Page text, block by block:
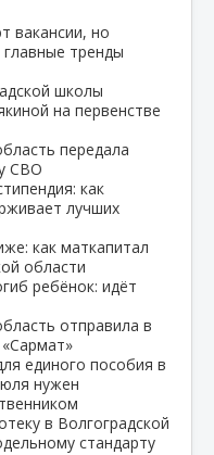
вакансии, но
тренды
школы
на первенстве
передала
СВО
как
лучших
как маткапитал
области
ребёнок: идёт
отправила в
единого пособия в
нужен
в Волгоградской
стандарту